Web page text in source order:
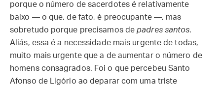
porque o número de sacerdotes é relativamente
baixo — o que, de fato, é preocupante —, mas
sobretudo porque precisamos depadres santos.
Aliás, essa é a necessidade mais urgente de todas,
muito mais urgente que a de aumentar o número de
homens consagrados. Foi o que percebeu Santo
Afonso de Ligório ao deparar com uma triste